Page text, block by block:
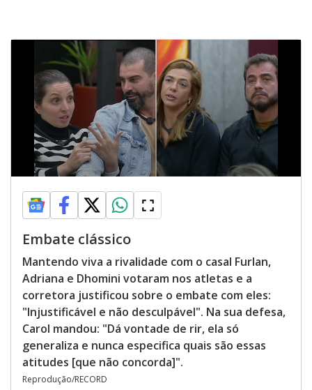
Embate clássico
Mantendo viva a rivalidade com o casal Furlan,
Adriana e Dhomini votaram nos atletas e a
corretora justificou sobre o embate com eles:
"Injustificável e não desculpável". Na sua defesa,
Carol mandou: "Dá vontade de rir, ela só
generaliza e nunca especifica quais são essas
atitudes [que não concorda]".
Reprodução/RECORD